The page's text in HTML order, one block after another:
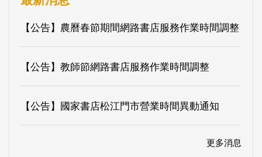
【公告】農曆春節期間網路書店服務作業時間調整
【公告】教師節網路書店服務作業時間調整
【公告】國家書店松江門市營業時間異動通知
更多消息